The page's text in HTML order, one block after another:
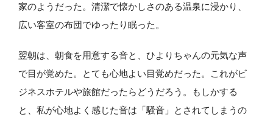
家のようだった。清潔で懐かしさのある温泉に浸かり、
広い客室の布団でゆったり眠った。
翌朝は、朝食を用意する音と、ひよりちゃんの元気な声
で目が覚めた。とても心地よい目覚めだった。これがビ
ジネスホテルや旅館だったらどうだろう。もしかする
と、私が心地よく感じた音は「騒音」とされてしまうの